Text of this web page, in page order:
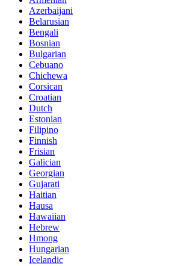
Azerbaijani
Belarusian
Bengali
Bosnian
Bulgarian
Cebuano
Chichewa
Corsican
Croatian
Dutch
Estonian
Filipino
Finnish
Frisian
Galician
Georgian
Gujarati
Haitian
Hausa
Hawaiian
Hebrew
Hmong
Hungarian
Icelandic